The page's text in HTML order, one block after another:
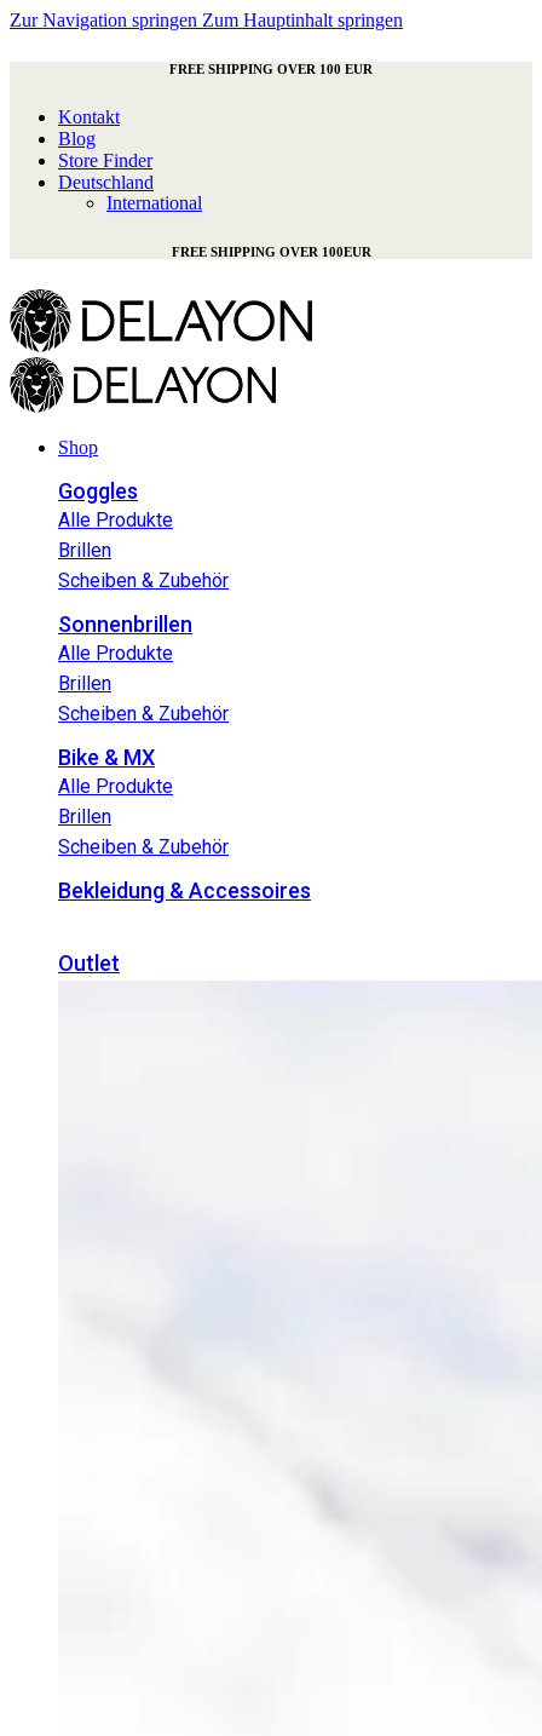
Zur Navigation springen Zum Hauptinhalt springen
FREE SHIPPING OVER 100 EUR
Kontakt
Blog
Store Finder
Deutschland
International
FREE SHIPPING OVER 100EUR
Shop
Goggles
Alle Produkte
Brillen
Scheiben & Zubehör
Sonnenbrillen
Alle Produkte
Brillen
Scheiben & Zubehör
Bike & MX
Alle Produkte
Brillen
Scheiben & Zubehör
Bekleidung & Accessoires
Outlet